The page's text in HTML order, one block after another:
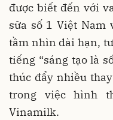
được biết đến với
sữa số 1 Việt Nam
tầm nhìn dài hạn,
tiếng “sáng tạo là
thúc đẩy nhiều
trong việc hình
Vinamilk.